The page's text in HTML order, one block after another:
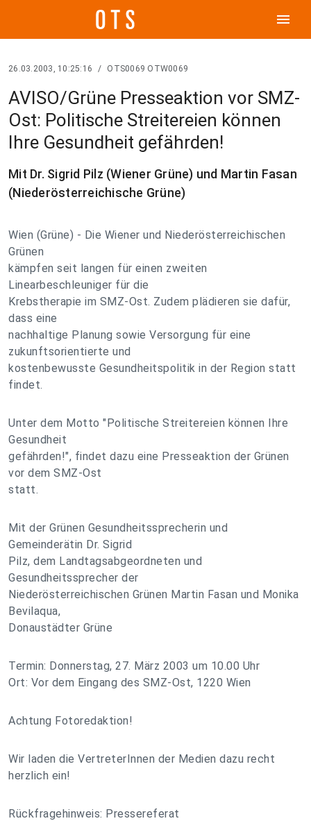
menu
26.03.2003, 10:25:16 / OTS0069 OTW0069
AVISO/Grüne Presseaktion vor SMZ-
Ost: Politische Streitereien können
Ihre Gesundheit gefährden!
Mit Dr. Sigrid Pilz (Wiener Grüne) und Martin Fasan
(Niederösterreichische Grüne)
Wien (Grüne) - Die Wiener und Niederösterreichischen
Grünen
kämpfen seit langen für einen zweiten
Linearbeschleuniger für die
Krebstherapie im SMZ-Ost. Zudem plädieren sie dafür,
dass eine
nachhaltige Planung sowie Versorgung für eine
zukunftsorientierte und
kostenbewusste Gesundheitspolitik in der Region statt
findet.
Unter dem Motto "Politische Streitereien können Ihre
Gesundheit
gefährden!", findet dazu eine Presseaktion der Grünen
vor dem SMZ-Ost
statt.
Mit der Grünen Gesundheitssprecherin und
Gemeinderätin Dr. Sigrid
Pilz, dem Landtagsabgeordneten und
Gesundheitssprecher der
Niederösterreichischen Grünen Martin Fasan und Monika
Bevilaqua,
Donaustädter Grüne
Termin: Donnerstag, 27. März 2003 um 10.00 Uhr
Ort: Vor dem Eingang des SMZ-Ost, 1220 Wien
Achtung Fotoredaktion!
Wir laden die VertreterInnen der Medien dazu recht
herzlich ein!
Rückfragehinweis: Pressereferat